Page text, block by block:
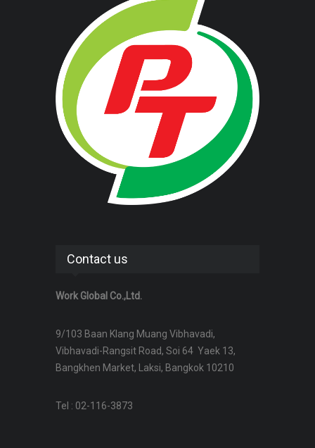
Contact us
Work Global Co.,Ltd.
9/103 Baan Klang Muang Vibhavadi,
Vibhavadi-Rangsit Road, Soi 64 Yaek 13,
Bangkhen Market, Laksi, Bangkok 10210
Tel : 02-116-3873